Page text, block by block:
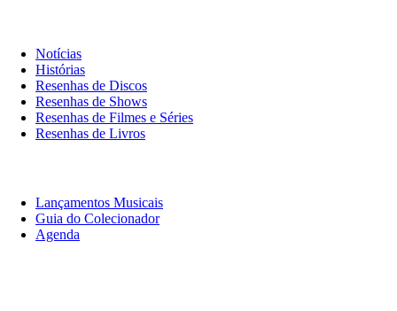
Notícias
Histórias
Resenhas de Discos
Resenhas de Shows
Resenhas de Filmes e Séries
Resenhas de Livros
Lançamentos Musicais
Guia do Colecionador
Agenda